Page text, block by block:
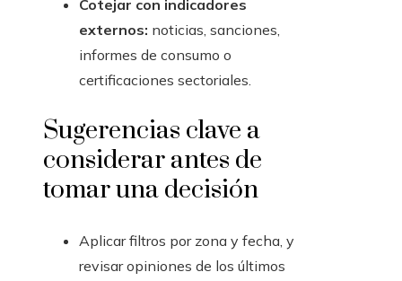
Cotejar con indicadores
externos: noticias, sanciones,
informes de consumo o
certificaciones sectoriales.
Sugerencias clave a
considerar antes de
tomar una decisión
Aplicar filtros por zona y fecha, y
revisar opiniones de los últimos